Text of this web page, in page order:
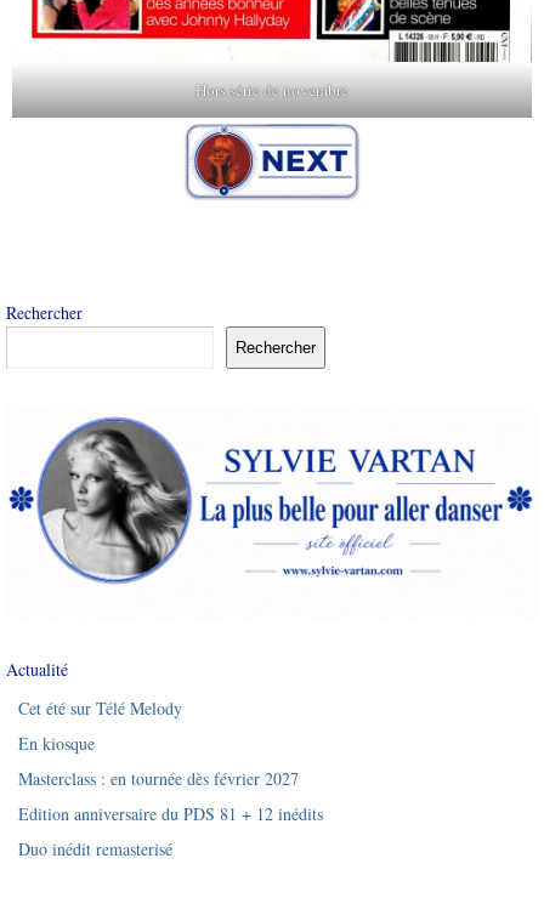
Hors série de novembre
Rechercher
Rechercher
Actualité
Cet été sur Télé Melody
En kiosque
Masterclass : en tournée dès février 2027
Edition anniversaire du PDS 81 + 12 inédits
Duo inédit remasterisé